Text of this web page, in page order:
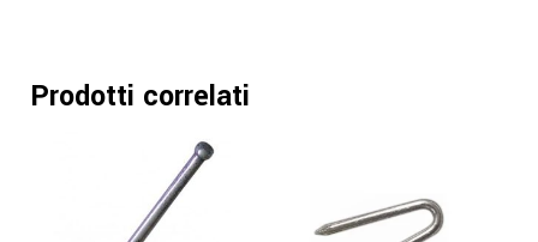
Prodotti correlati